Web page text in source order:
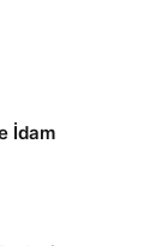
İdam